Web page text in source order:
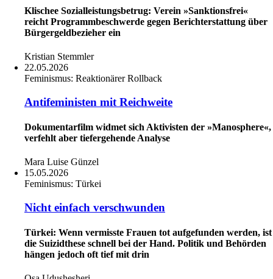
Klischee Sozialleistungsbetrug: Verein »Sanktionsfrei«
reicht Programmbeschwerde gegen Berichterstattung über
Bürgergeldbezieher ein
Kristian Stemmler
22.05.2026
Feminismus: Reaktionärer Rollback
Antifeministen mit Reichweite
Dokumentarfilm widmet sich Aktivisten der »Manosphere«,
verfehlt aber tiefergehende Analyse
Mara Luise Günzel
15.05.2026
Feminismus: Türkei
Nicht einfach verschwunden
Türkei: Wenn vermisste Frauen tot aufgefunden werden, ist
die Suizidthese schnell bei der Hand. Politik und Behörden
hängen jedoch oft tief mit drin